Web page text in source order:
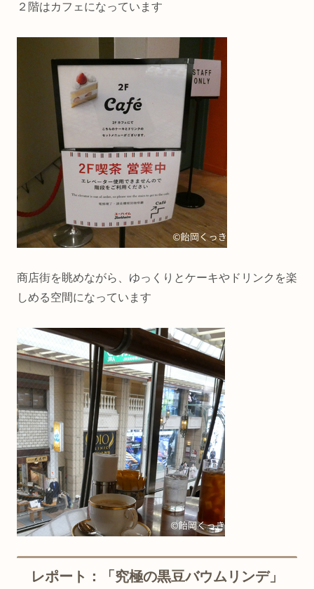
２階はカフェになっています
商店街を眺めながら、ゆっくりとケーキやドリンクを楽
しめる空間になっています
レポート：「究極の黒豆バウムリンデ」